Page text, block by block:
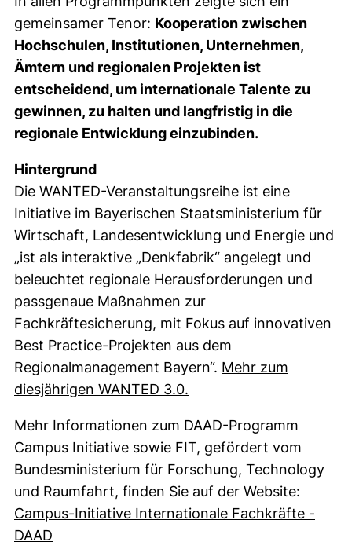
gemeinsamer Tenor: Kooperation zwischen
Hochschulen, Institutionen, Unternehmen,
Ämtern und regionalen Projekten ist
entscheidend, um internationale Talente zu
gewinnen, zu halten und langfristig in die
regionale Entwicklung einzubinden.
Hintergrund
Die WANTED-Veranstaltungsreihe ist eine
Initiative im Bayerischen Staatsministerium für
Wirtschaft, Landesentwicklung und Energie und
„ist als interaktive „Denkfabrik“ angelegt und
beleuchtet regionale Herausforderungen und
passgenaue Maßnahmen zur
Fachkräftesicherung, mit Fokus auf innovativen
Best Practice-Projekten aus dem
Regionalmanagement Bayern“. Mehr zum
diesjährigen WANTED 3.0.
Mehr Informationen zum DAAD-Programm
Campus Initiative sowie FIT, gefördert vom
Bundesministerium für Forschung, Technology
und Raumfahrt, finden Sie auf der Website:
Campus-Initiative Internationale Fachkräfte -
DAAD